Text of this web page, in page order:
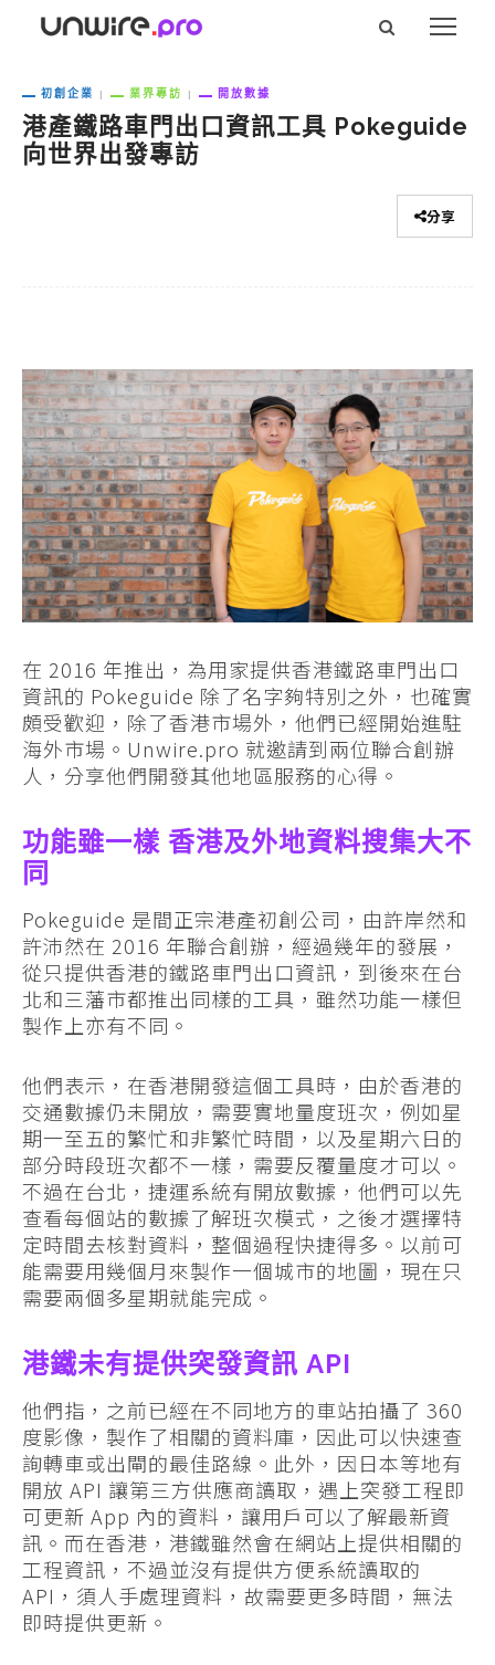
初創企業 業界專訪 開放數據
港產鐵路車門出口資訊工具 Pokeguide
向世界出發專訪
分享
在 2016 年推出，為用家提供香港鐵路車門出口
資訊的 Pokeguide 除了名字夠特別之外，也確實
頗受歡迎，除了香港市場外，他們已經開始進駐
海外市場。Unwire.pro 就邀請到兩位聯合創辦
人，分享他們開發其他地區服務的心得。
功能雖一樣 香港及外地資料搜集大不
同
Pokeguide 是間正宗港產初創公司，由許岸然和
許沛然在 2016 年聯合創辦，經過幾年的發展，
從只提供香港的鐵路車門出口資訊，到後來在台
北和三藩市都推出同樣的工具，雖然功能一樣但
製作上亦有不同。
他們表示，在香港開發這個工具時，由於香港的
交通數據仍未開放，需要實地量度班次，例如星
期一至五的繁忙和非繁忙時間，以及星期六日的
部分時段班次都不一樣，需要反覆量度才可以。
不過在台北，捷運系統有開放數據，他們可以先
查看每個站的數據了解班次模式，之後才選擇特
定時間去核對資料，整個過程快捷得多。以前可
能需要用幾個月來製作一個城市的地圖，現在只
需要兩個多星期就能完成。
港鐵未有提供突發資訊 API
他們指，之前已經在不同地方的車站拍攝了 360
度影像，製作了相關的資料庫，因此可以快速查
詢轉車或出閘的最佳路線。此外，因日本等地有
開放 API 讓第三方供應商讀取，遇上突發工程即
可更新 App 內的資料，讓用戶可以了解最新資
訊。而在香港，港鐵雖然會在網站上提供相關的
工程資訊，不過並沒有提供方便系統讀取的
API，須人手處理資料，故需要更多時間，無法
即時提供更新。